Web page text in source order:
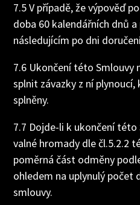
7.5 V případě, že výpověď
doba 60 kalendářních dnů
následujícím po dni
7.6 Ukončení této Smlouvy
splnit závazky z ní
splněny.
7.7 Dojde-li k ukončení
valné hromady dle čl.5.2.2
poměrná část odměny
ohledem na uplynulý počet
smlouvy.